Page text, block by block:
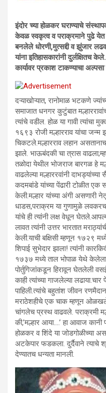
इंदोर च्या होळकर घराण्याचे
केवळ स्वकृत्व व पराक्रमाने पुढे येत
बनलेले धोरणी,मुत्सद्दी व झुंजार
यांना इतिहासकारांनी दुर्लक्षितच
कार्यावर प्रकाश टाकण्याचा
दऱ्याखोऱ्यात, रानोमाळ भटकणे
समाजात धनगर कुटुंबात
त्यांचे वडील. होळ या गावी त्यांचा
१६९३ रोजी मल्हारराव यांचा जन्म
चिकटले.मल्हारराव लहान
झाले. भाऊबंदकी चा त्रास
तळोदा येथील भोजराज बारगळ हे
वाढलेल्या मल्हाररवांनी
कदमबांडे यांच्या पेंढारी टोळीत एक
केली.मल्हार यांच्या अंगी असणारी
धाडस,पराक्रम या गुणामुळे लवकरच
यांचे ही त्यांनी लक्ष वेधून
लावत त्यांनी उत्तर भारतात
केली.याची बक्षिसी म्हणून १७२९
शिपाई सुभेदार झाला! त्यांनी
१७३७ मध्ये ताल भोपाळ येथे
पोर्तुगिजांकडून हिरावून घेतलेली
काही त्यांच्या गाजलेल्या
पाहिली.त्यांचे बहुतांश जीवन
मराठेशहीचे एक चाक म्हणून ओळखले
चांगलेच प्रस्थ वाढवले. पराक्रमी
की,’मल्हार आया….’ हा आवाज
होळकर व शिंदे या जोडगोळीच्या
अटकेपार फडकला. दुर्दैवाने त्याचे
देण्यातच धन्यता मानली.